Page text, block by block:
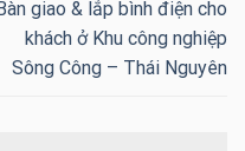
giao & lắp bình điện cho
khách ở Khu công nghiệp
Sông Công – Thái Nguyên